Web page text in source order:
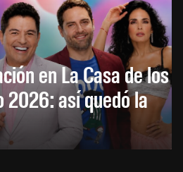
en La Casa de los
2026: así quedó la